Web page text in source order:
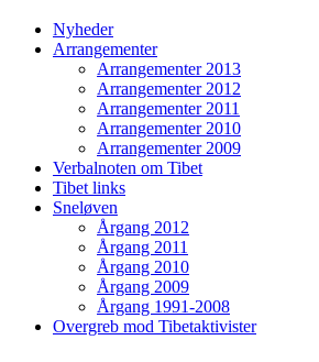
Nyheder
Arrangementer
Arrangementer 2013
Arrangementer 2012
Arrangementer 2011
Arrangementer 2010
Arrangementer 2009
Verbalnoten om Tibet
Tibet links
Sneløven
Årgang 2012
Årgang 2011
Årgang 2010
Årgang 2009
Årgang 1991-2008
Overgreb mod Tibetaktivister